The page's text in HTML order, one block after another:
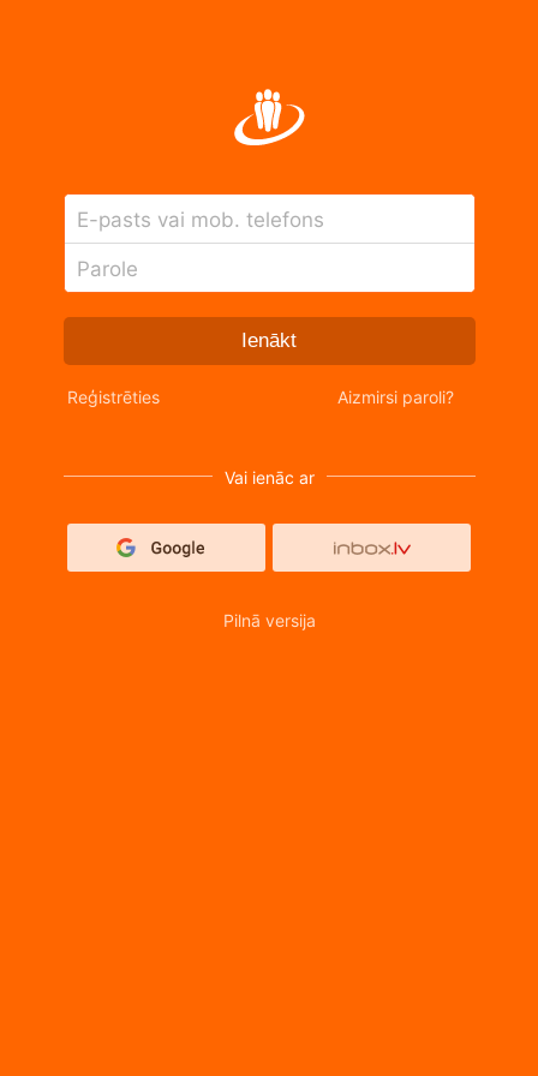
E-pasts vai mob. telefons
Parole
Ienākt
Reģistrēties Aizmirsi paroli?
Vai ienāc ar
Pilnā versija